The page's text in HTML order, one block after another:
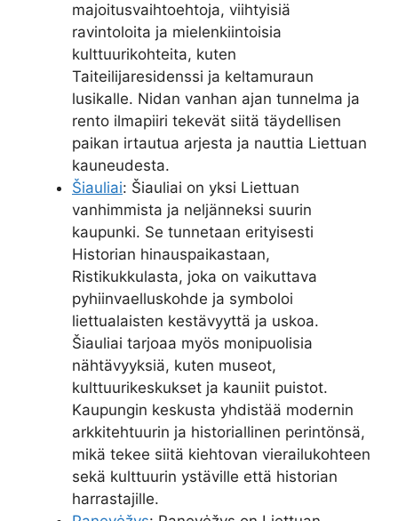
majoitusvaihtoehtoja, viihtyisiä
ravintoloita ja mielenkiintoisia
kulttuurikohteita, kuten
Taiteilijaresidenssi ja keltamuraun
lusikalle. Nidan vanhan ajan tunnelma ja
rento ilmapiiri tekevät siitä täydellisen
paikan irtautua arjesta ja nauttia Liettuan
kauneudesta.
Šiauliai: Šiauliai on yksi Liettuan
vanhimmista ja neljänneksi suurin
kaupunki. Se tunnetaan erityisesti
Historian hinauspaikastaan,
Ristikukkulasta, joka on vaikuttava
pyhiinvaelluskohde ja symboloi
liettualaisten kestävyyttä ja uskoa.
Šiauliai tarjoaa myös monipuolisia
nähtävyyksiä, kuten museot,
kulttuurikeskukset ja kauniit puistot.
Kaupungin keskusta yhdistää modernin
arkkitehtuurin ja historiallinen perintönsä,
mikä tekee siitä kiehtovan vierailukohteen
sekä kulttuurin ystäville että historian
harrastajille.